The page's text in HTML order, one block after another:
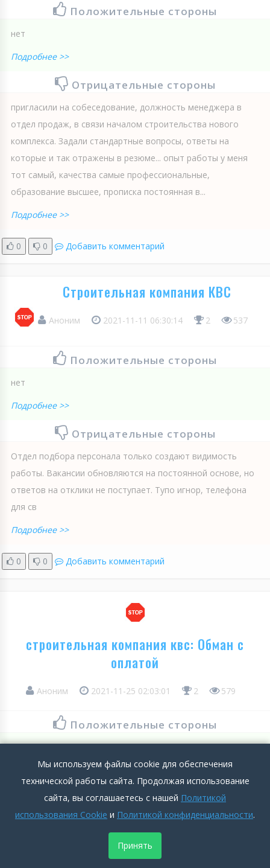
Положительные стороны
нет
Подробнее >>
Отрицательные стороны
пригласили на собеседование, должность менеджера в
отдел продаж, в связи началом строительства нового
комплекса. Задали стандартные вопросы, ответы на
которые и так отражены в резюме... опыт работы у меня
тот самый, качества самые профессиональные,
образование высшее, прописка постоянная в...
Подробнее >>
0 0 Добавить комментарий
Строительная компания КВС
Аноним 2021-11-11 06:30:14 2 537
Положительные стороны
нет
Подробнее >>
Отрицательные стороны
Отдел подбора персонала только создают видимость
работы. Вакансии обновляются на постоянной основе, но
ответов на отклики не поступает. Тупо игнор, телефона
для св
Подробнее >>
0 0 Добавить комментарий
строительная компания квс: Обман с
оплатой
Аноним 2021-11-25 02:03:01 2 579
Положительные стороны
нет
Подробнее >>
Отрицательные стороны
Вместо заявленной зп в вакансии и на собеседовании, по
факту выплачивается менее половины, к тому же условия
работы и обязанности совсем не совпадают с теми, на кот
Мы используем файлы cookie для обеспечения
технической работы сайта. Продолжая использование
сайта, вы соглашаетесь с нашей Политикой
использования Cookie и Политикой конфиденциальности.
Принять